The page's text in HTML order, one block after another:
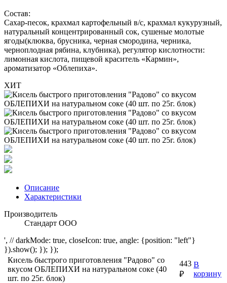
Состав:
Сахар-песок, крахмал картофельный в/с, крахмал кукурузный,
натуральный концентрированный сок, сушеные молотые
ягоды(клюква, брусника, черная смородина, черника,
черноплодная рябина, клубника), регулятор кислотности:
лимонная кислота, пищевой краситель «Кармин»,
ароматизатор «Облепиха».
ХИТ
Описание
Характеристики
Производитель
Стандарт ООО
', // darkMode: true, closeIcon: true, angle: {position: "left"}
}).show(); }); });
Кисель быстрого приготовления "Радово" со
вкусом ОБЛЕПИХИ на натуральном соке (40
шт. по 25г. блок)
443
₽
В
корзину